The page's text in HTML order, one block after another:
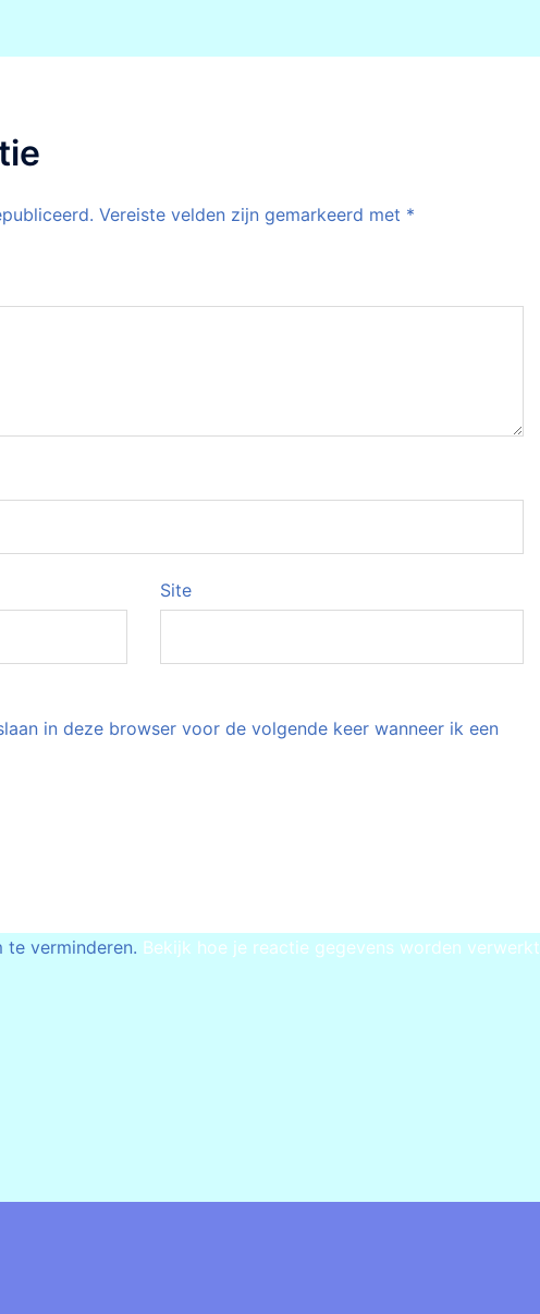
Vereiste velden zijn gemarkeerd met *
Site
in deze browser voor de volgende keer wanneer ik een
te verminderen. Bekijk hoe je reactie gegevens worden verwerkt